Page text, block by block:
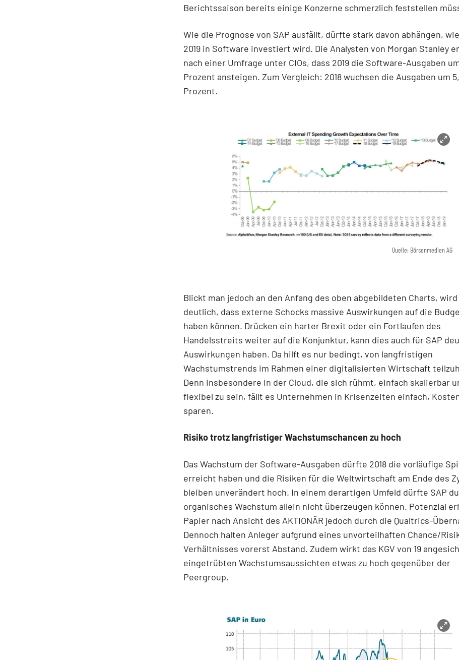
Berichtssaison bereits einige Konzerne schmerzlich feststellen
Wie die Prognose von SAP ausfällt, dürfte stark davon abhängen,
2019 in Software investiert wird. Die Analysten von Morgan Stanley
nach einer Umfrage unter CIOs, dass 2019 die Software-Ausgaben
Prozent ansteigen. Zum Vergleich: 2018 wuchsen die Ausgaben um
Prozent.
Quelle: Börsenmedien AG
Blickt man jedoch an den Anfang des oben abgebildeten Charts, wird
deutlich, dass externe Schocks massive Auswirkungen auf die
haben können. Drücken ein harter Brexit oder ein Fortlaufen des
Handelsstreits weiter auf die Konjunktur, kann dies auch für SAP
Auswirkungen haben. Da hilft es nur bedingt, von langfristigen
Wachstumstrends im Rahmen einer digitalisierten Wirtschaft
Denn insbesondere in der Cloud, die sich rühmt, einfach skalierbar
flexibel zu sein, fällt es Unternehmen in Krisenzeiten einfach,
sparen.
Risiko trotz langfristiger Wachstumschancen zu hoch
Das Wachstum der Software-Ausgaben dürfte 2018 die vorläufige
erreicht haben und die Risiken für die Weltwirtschaft am Ende des
bleiben unverändert hoch. In einem derartigen Umfeld dürfte SAP
organisches Wachstum allein nicht überzeugen können. Potenzial
Papier nach Ansicht des AKTIONÄR jedoch durch die Qualtrics-
Dennoch halten Anleger aufgrund eines unvorteilhaften Chance/
Verhältnisses vorerst Abstand. Zudem wirkt das KGV von 19
eingetrübten Wachstumsaussichten etwas zu hoch gegenüber der
Peergroup.